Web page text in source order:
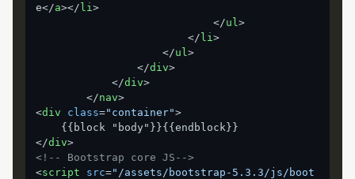
e</a></ li >
</ul >
</ li >
</ul >
</div>
</div>
</nav>
<div class="container">
</div>
<!-- Bootstrap core JS-->
<script src="/assets/bootstrap-5.3.3/js/boot